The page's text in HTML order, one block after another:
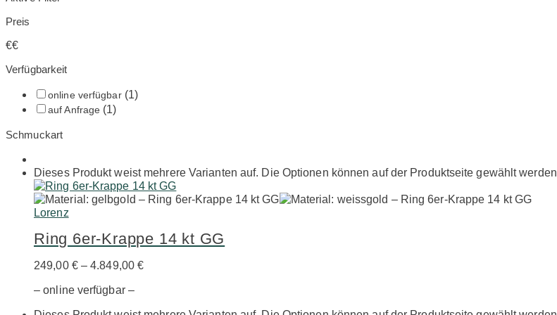
Preis
€€
Verfügbarkeit
online verfügbar(1)
auf Anfrage (1)
Schmuckart
Dieses Produkt weist mehrere Varianten auf. Die Optionen können auf der Produktseite gewählt werden
Lorenz
Ring 6er-Krappe 14 kt GG
249,00 €–4.849,00€
– online verfügbar –